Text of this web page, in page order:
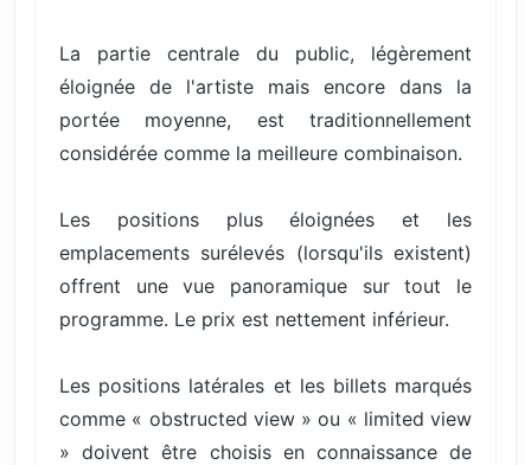
La partie centrale du public, légèrement
éloignée de l'artiste mais encore dans la
portée moyenne, est traditionnellement
considérée comme la meilleure combinaison.
Les positions plus éloignées et les
emplacements surélevés (lorsqu'ils existent)
offrent une vue panoramique sur tout le
programme. Le prix est nettement inférieur.
Les positions latérales et les billets marqués
comme « obstructed view » ou « limited view
» doivent être choisis en connaissance de